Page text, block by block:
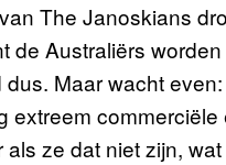
The Janoskians
de Australiërs
Maar wacht
extreem
als ze dat niet zijn,